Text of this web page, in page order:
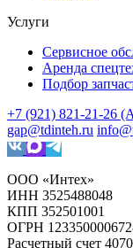
Услуги
Сервисное
Аренда
Подбор
+7 (921) 821-21-26
gap@tdinteh.ru
ООО «Интех»
ИНН 3525488048
КПП 352501001
ОГРН
Расчетный счет